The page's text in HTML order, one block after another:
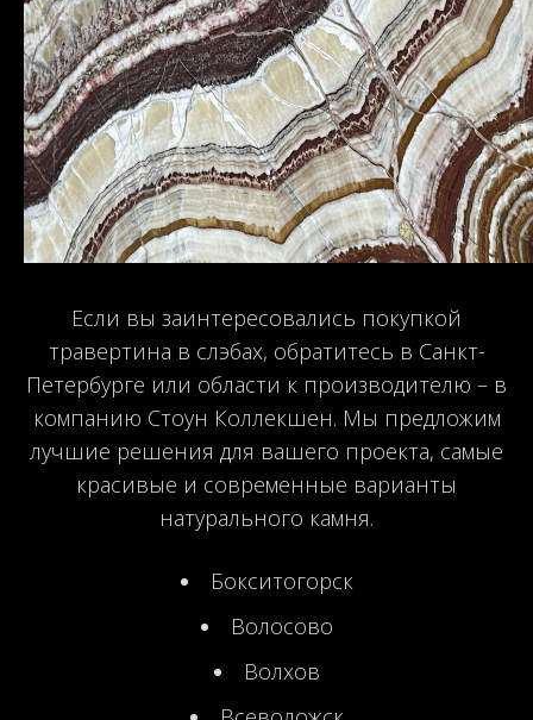
Если вы заинтересовались покупкой
травертина в слэбах, обратитесь в Санкт-
Петербурге или области к производителю – в
компанию Стоун Коллекшен. Мы предложим
лучшие решения для вашего проекта, самые
красивые и современные варианты
натурального камня.
Бокситогорск
Волосово
Волхов